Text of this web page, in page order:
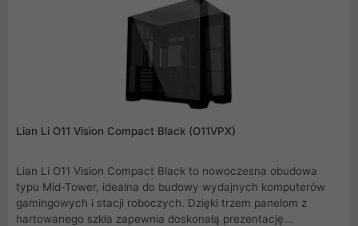
Lian Li O11 Vision Compact Black (O11VPX)
Lian Li O11 Vision Compact Black to nowoczesna obudowa
typu Mid-Tower, idealna do budowy wydajnych komputerów
gamingowych i stacji roboczych. Dzięki trzem panelom z
hartowanego szkła zapewnia doskonałą prezentację